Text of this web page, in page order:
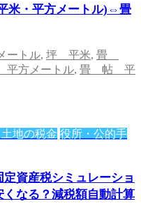
米・平方メートル)⇔畳
ートル, 坪 平米, 畳
方メートル, 畳 帖 平
地の税金 役所・公的手
定資産税シミュレーショ
なる？減税額自動計算